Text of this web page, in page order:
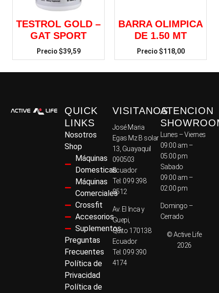
TESTROL GOLD –
GAT SPORT
$39,59
BARRA OLIMPICA
DE 1.50 MT
$118,00
QUICK
LINKS
Nosotros
Shop
Máquinas
Domesticas
Máquinas
Comerciales
Crossfit
Accesorios
Suplementos
Preguntas
Frecuentes
Política de
Privacidad
Política de
VISITANOS
José Maria
Egas Mz B solar
13, Guayaquil
090503
Ecuador
Tel: 099 398
8512
Av. El Inca y
Guepi,
Quito 170138
Ecuador
Tel: 099 390
4174
ATENCION
Lunes – Viernes
09:00 am –
05:00 pm
Sabado
09:00 am –
02:00 pm
Domingo –
Cerrado
© Active Life
2026